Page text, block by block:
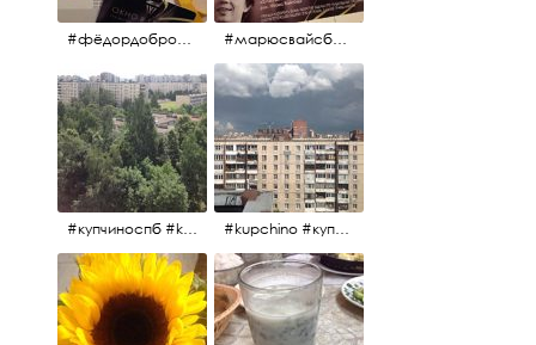
#фёдордобронравов #эдуардпарри #жилибыли #иринарозанова #марюсвайсберг #александрревва #глюкоза #любовьвбольшомгороде #ххvфестивальроссийскогокино
#купчиноспб #kupchino #kupchino #купчиноспб